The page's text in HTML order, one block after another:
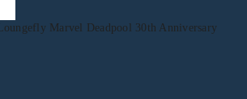
Marvel Deadpool 30th Anniversary